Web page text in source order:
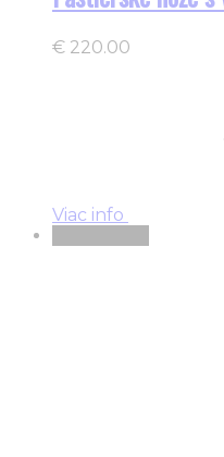
€ 220.00
Viac info